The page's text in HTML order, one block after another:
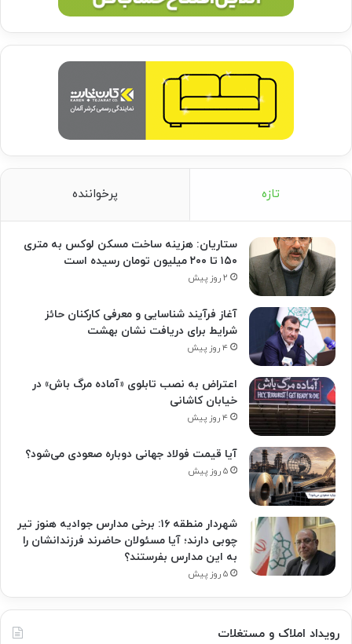
تازه پرخواننده
ستاریان: هزینه ساخت مسکن لوکس به متری
۱۵۰ تا ۲۰۰ میلیون تومان رسیده است
۲ روز پیش
آغاز فرآیند شناسایی و معرفی کارکنان حائز
شرایط برای دریافت نشان بهشت
۴ روز پیش
اعتراض به نصب تابلوی «آماده مرگ باش» در
خیابان کاشانی
۴ روز پیش
آیا قیمت فولاد جهانی دوباره صعودی می‌شود؟
۵ روز پیش
شهردار منطقه ۱۶: برخی مدارس جوادیه هنوز تیر
چوبی دارند؛ آیا مسئولان حاضرند فرزندانشان را
به این مدارس بفرستند؟
۵ روز پیش
رویداد املاک و مستغلات